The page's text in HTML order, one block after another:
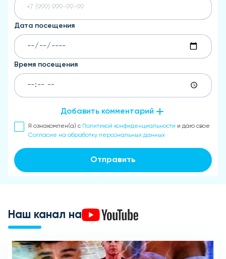
Дата посещения
Время посещения
Добавить комментарий
Я ознакомлен(а) с Политикой конфиденциальности и даю свое
Согласие на обработку персональных данных
Отправить
Наш канал на